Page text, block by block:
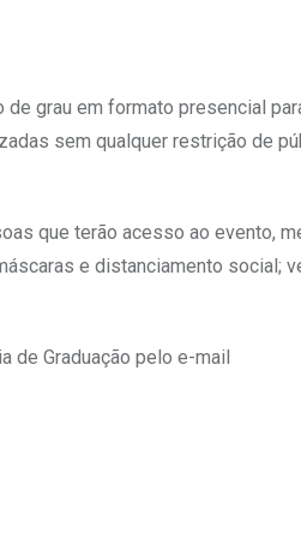
grau em formato presencial
sem qualquer restrição de
que terão acesso ao evento,
e distanciamento social;
de Graduação pelo e-mail